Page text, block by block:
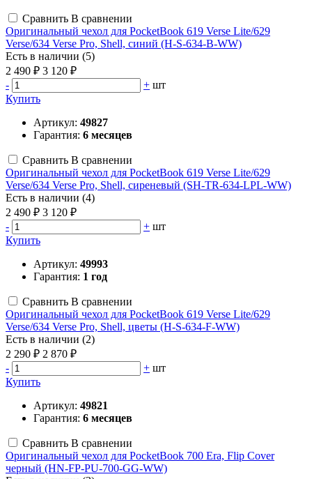
Сравнить В сравнении
Оригинальный чехол для PocketBook 619 Verse Lite/629
Verse/634 Verse Pro, Shell, синий (H-S-634-B-WW)
Есть в наличии (5)
2 490 ₽ 3 120 ₽
-
+ шт
Купить
Артикул: 49827
Гарантия: 6 месяцев
Сравнить В сравнении
Оригинальный чехол для PocketBook 619 Verse Lite/629
Verse/634 Verse Pro, Shell, сиреневый (SH-TR-634-LPL-WW)
Есть в наличии (4)
2 490 ₽ 3 120 ₽
-
+ шт
Купить
Артикул: 49993
Гарантия: 1 год
Сравнить В сравнении
Оригинальный чехол для PocketBook 619 Verse Lite/629
Verse/634 Verse Pro, Shell, цветы (H-S-634-F-WW)
Есть в наличии (2)
2 290 ₽ 2 870 ₽
-
+ шт
Купить
Артикул: 49821
Гарантия: 6 месяцев
Сравнить В сравнении
Оригинальный чехол для PocketBook 700 Era, Flip Cover
черный (HN-FP-PU-700-GG-WW)